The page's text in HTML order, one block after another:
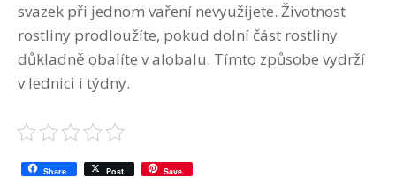
svazek při jednom vaření nevyužijete. Životnost
rostliny prodloužíte, pokud dolní část rostliny
důkladně obalíte v alobalu. Tímto způsobe vydrží
v lednici i týdny.
Share Post Save